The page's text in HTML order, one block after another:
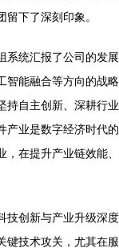
下了深刻印象。
系统汇报了公司的发展
智能融合等方向的战略
持自主创新、深耕行业
产业是数字经济时代的
在提升产业链效能、
技创新与产业升级深度
键技术攻关，尤其在服